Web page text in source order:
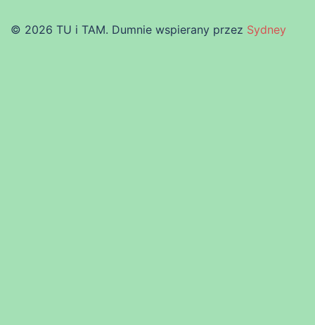
© 2026 TU i TAM. Dumnie wspierany przez Sydney